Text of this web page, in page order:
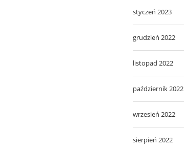
styczeń 2023
grudzień 2022
listopad 2022
październik 2022
wrzesień 2022
sierpień 2022